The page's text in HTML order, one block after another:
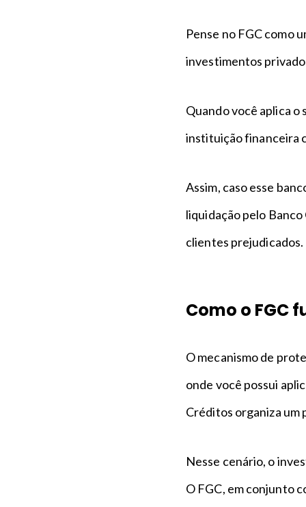
Pense no FGC como
investimentos
Quando você aplica
instituição financeira
Assim, caso esse
liquidação pelo
clientes prejudicados.
Como o FGC
O mecanismo de
onde você possui
Créditos organiza
Nesse cenário, o
O FGC, em conjunto